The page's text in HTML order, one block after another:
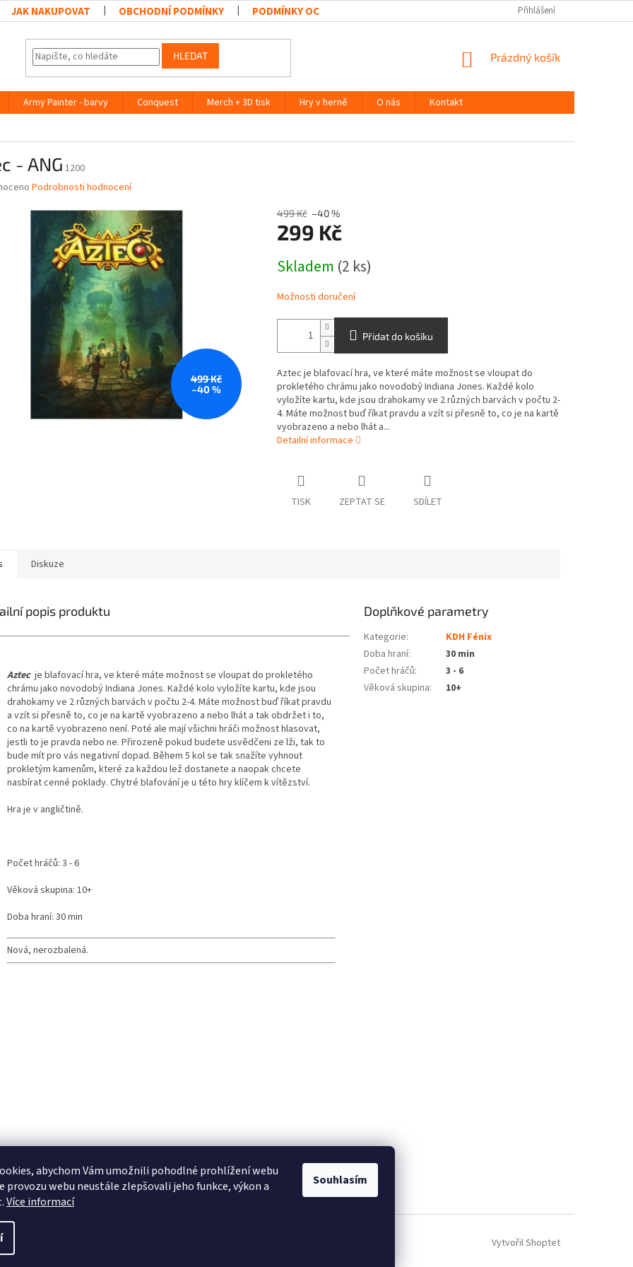
abychom Vám umožnili pohodlné prohlížení webu
provozu webu neustále zlepšovali jeho funkce, výkon a
Více informací
Souhlasím
JAK NAKUPOVAT OBCHODNÍ PODMÍNKY PODMÍNKY OCHRANY OSOBNÍCH ÚDAJŮ Přihlášení
HLEDAT
NÁKUPNÍ
Prázdný košík
Army Painter - barvy Conquest Merch + 3D tisk Hry v herně O nás
Kontakt
- ANG1200
Podrobnosti hodnocení
499 Kč
–40 %
499 Kč –40 %
299 Kč
cena:
Skladem (2 ks)
Možnosti doručení
Přidat do košíku
Aztec je blafovací hra, ve které máte možnost se vloupat do
prokletého chrámu jako novodobý Indiana Jones. Každé kolo
vyložíte kartu, kde jsou drahokamy ve 2 různých barvách v počtu 2-
4. Máte možnost buď říkat pravdu a vzít si přesně to, co je na kartě
vyobrazeno a nebo lhát a...
Detailní informace
TISK ZEPTAT SE SDÍLET
Diskuze
popis produktu
Aztecje blafovací hra, ve které máte možnost se vloupat do prokletého
chrámu jako novodobý Indiana Jones. Každé kolo vyložíte kartu, kde jsou
drahokamy ve 2 různých barvách v počtu 2-4. Máte možnost buď říkat pravdu
a vzít si přesně to, co je na kartě vyobrazeno a nebo lhát a tak obdržet i to,
co na kartě vyobrazeno není. Poté ale mají všichni hráči možnost hlasovat,
jestli to je pravda nebo ne. Přirozeně pokud budete usvědčeni ze lži, tak to
bude mít pro vás negativní dopad. Během 5 kol se tak snažíte vyhnout
prokletým kamenům, které za každou lež dostanete a naopak chcete
nasbírat cenné poklady. Chytré blafování je u této hry klíčem k vítězství.
Hra je v angličtině.
Počet hráčů: 3 - 6
Věková skupina: 10+
Doba hraní: 30 min
Nová, nerozbalená.
Doplňkové parametry
Kategorie:
KDH Fénix
Doba hraní:
30 min
Počet hráčů:
3 - 6
Věková skupina: 10+
Vytvořil Shoptet